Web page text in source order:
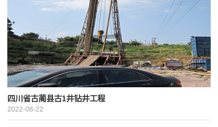
四川省古蔺县古1井钻井工程
2022-08-22